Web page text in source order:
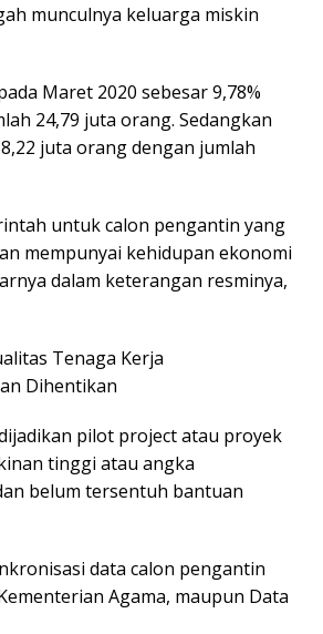
munculnya keluarga miskin
Maret 2020 sebesar 9,78%
24,79 juta orang. Sedangkan
juta orang dengan jumlah
untuk calon pengantin yang
mempunyai kehidupan ekonomi
dalam keterangan resminya,
Tenaga Kerja
Dihentikan
pilot project atau proyek
tinggi atau angka
belum tersentuh bantuan
data calon pengantin
Agama, maupun Data